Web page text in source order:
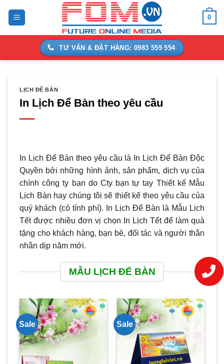
0
TƯ VẤN & ĐẶT HÀNG: 0983 559 554
LỊCH ĐỂ BÀN
In Lịch Để Bàn theo yêu cầu
In Lịch Để Bàn theo yêu cầu là In Lịch Để Bàn Độc
Quyền bởi những hình ảnh, sản phẩm, dịch vụ của
chính công ty bạn do Cty bạn tự tay Thiết kế Mẫu
Lịch Bàn hay chúng tôi sẽ thiết kế theo yêu cầu của
quý khách (có tính phí). In Lịch Để Bàn là Mẫu Lịch
Tết được nhiều đơn vị chọn In Lịch Tết để làm quà
tặng cho khách hàng, bạn bè, đối tác và người thân
nhân dịp năm mới.
MẪU LỊCH ĐỂ BÀN
Sale Sale